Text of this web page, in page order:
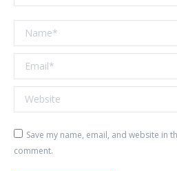
Name *
Email *
Website
Save my name, email, and website in
comment.